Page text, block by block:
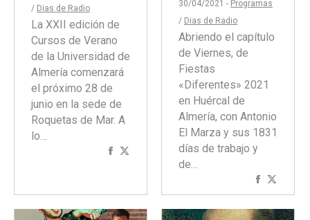
/ Dias de Radio
La XXII edición de
Cursos de Verano
de la Universidad de
Almería comenzará
el próximo 28 de
junio en la sede de
Roquetas de Mar. A
lo…
Compartir
30/04/2021 - Programas
/ Dias de Radio
Abriendo el capítulo
de Viernes, de
Fiestas
«Diferentes» 2021
en Huércal de
Almería, con Antonio
El Marza y sus 1831
días de trabajo y
de…
Compartir
concon